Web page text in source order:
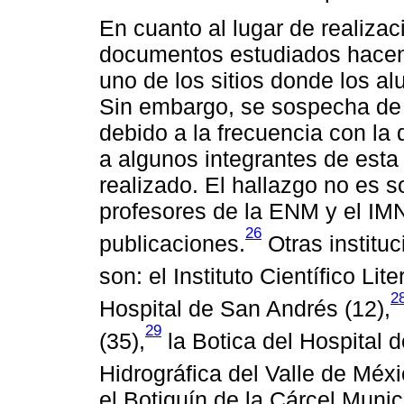
En cuanto al lugar de
documentos estudiados
uno de los sitios donde los
Sin embargo, se sospecha
debido a la frecuencia con la
a algunos integrantes de
realizado. El hallazgo no es
profesores de la ENM y el
publicaciones.26 Otras
son: el Instituto Científico
Hospital de San Andrés (12),
(35),29 la Botica del Hospital
Hidrográfica del Valle de